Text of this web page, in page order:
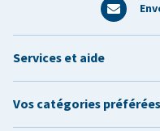
Services et aide
Vos catégories préférées